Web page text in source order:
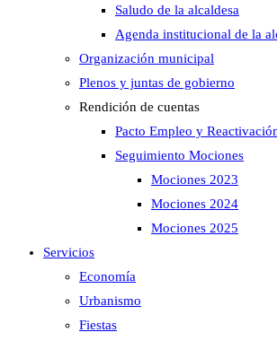
Saludo de la alcaldesa
Agenda institucional de la
Organización municipal
Plenos y juntas de gobierno
Rendición de cuentas
Pacto Empleo y
Seguimiento Mociones
Mociones 2023
Mociones 2024
Mociones 2025
Servicios
Economía
Urbanismo
Fiestas